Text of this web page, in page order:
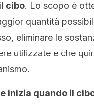
cibo. Lo scopo è
quantità
eliminare le
utilizzate e che
inizia quando il